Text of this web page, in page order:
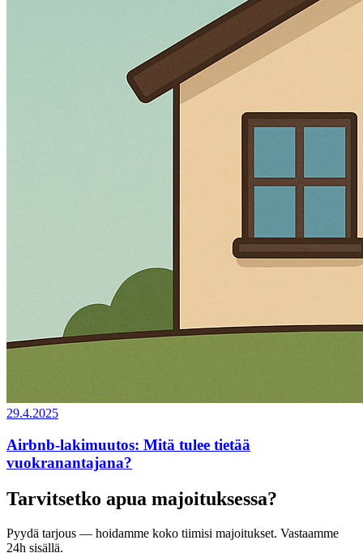
29.4.2025
‍Airbnb-lakimuutos: Mitä tulee tietää
vuokranantajana?
Tarvitsetko apua majoituksessa?
Pyydä tarjous — hoidamme koko tiimisi majoitukset. Vastaamme
24h sisällä.